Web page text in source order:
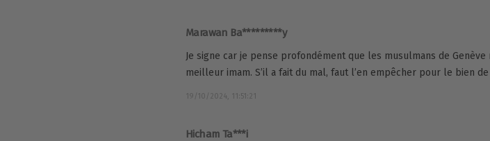
Marawan Ba*********y
Je signe car je pense profondément que les musulmans de
meilleur imam. S’il a fait du mal, faut l’en empêcher pour le bien
19/10/2024, 11:51:21
Hicham Ta***i